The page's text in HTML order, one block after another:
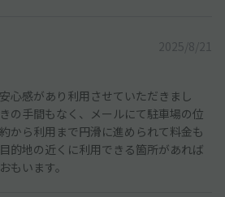
2025/8/21
心感があり利用させていただきまし
の手間もなく、メールにて駐車場の位
から利用まで円滑に進められて料金も
的地の近くに利用できる箇所があれば
もいます。